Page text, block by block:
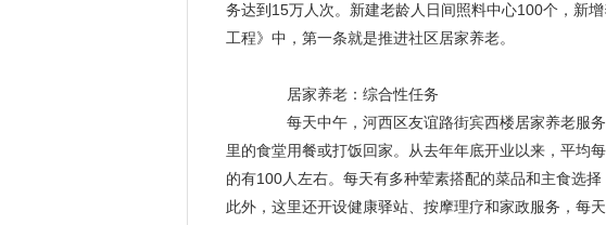
务达到15万人次。新建老龄人日间照料中心100个，新
工程》中，第一条就是推进社区居家养老。
居家养老 ：综合性任务
每天中午，河西区友谊路街宾西楼居家养老服
里的食堂用餐或打饭回家。从去年年底开业以来，平均
的有100人左右。每天有多种荤素搭配的菜品和主食选
此外，这里还开设健康驿站、按摩理疗和家政服务，每